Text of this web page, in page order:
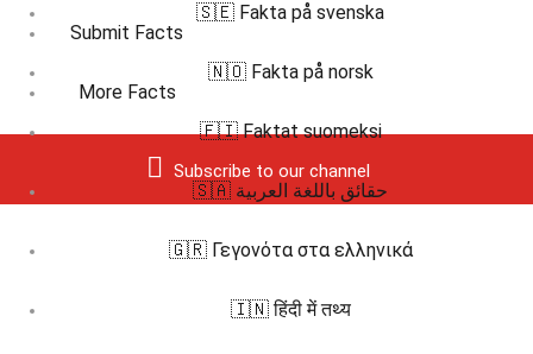
Submit Facts
More Facts
Subscribe to our channel
🇸🇪 Fakta på svenska
🇳🇴 Fakta på norsk
🇫🇮 Faktat suomeksi
🇸🇦 حقائق باللغة العربية
🇬🇷 Γεγονότα στα ελληνικά
🇮🇳 हिंदी में तथ्य